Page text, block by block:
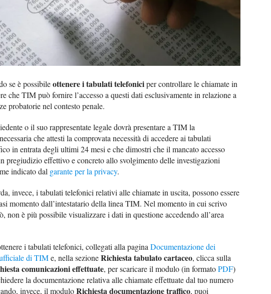
se è possibileottenere i tabulati telefoniciper controllare le chiamate in
che TIM può fornire l’accesso a questi dati esclusivamente in relazione a
probatorie nel contesto penale.
o il suo rappresentate legale dovrà presentare a TIM la
che attesti la comprovata necessità di accedere ai tabulati
in entrata degli ultimi 24 mesi e che dimostri che il mancato accesso
pregiudizio effettivo e concreto allo svolgimento delle investigazioni
indicato dal garante per la privacy.
invece, i tabulati telefonici relativi alle chiamate in uscita, possono essere
momento dall’intestatario della linea TIM. Nel momento in cui scrivo
non è più possibile visualizzare i dati in questione accedendo all’area
i tabulati telefonici, collegati alla pagina Documentazione dei
di TIMe, nella sezioneRichiesta tabulato cartaceo, clicca sulla
comunicazioni effettuate, per scaricare il modulo (in formatoPDF)
la documentazione relativa alle chiamate effettuate dal tuo numero
invece, il moduloRichiesta documentazione traffico, puoi